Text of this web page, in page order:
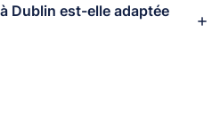
Dublin est-elle adaptée